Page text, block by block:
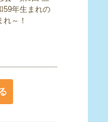
59年生まれの
～！